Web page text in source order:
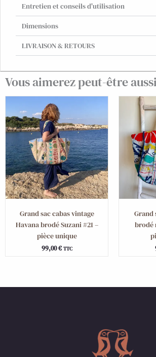
Entretien et conseils d'utilisation
Dimensions
LIVRAISON & RETOURS
Vous aimerez peut-être
Grand sac cabas vintage
Havana brodé Suzani #21 –
pièce unique
99,00€ TTC
Grand
brodé